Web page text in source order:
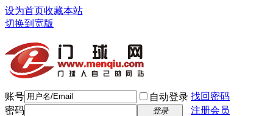
设为首页收藏本站
切换到宽版
账号 自动登录 找回密码
密码
登录 注册会员